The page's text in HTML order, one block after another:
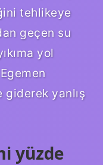
tehlikeye
geçen su
yol
giderek yanlış
yüzde